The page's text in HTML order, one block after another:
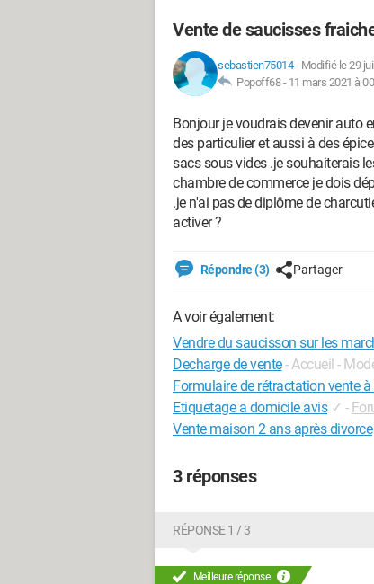
Vente de saucisses
sebastien75014- Modifié le 29
Popoff68 - 11 mars 2021 à
Bonjour je voudrais devenir auto
des particulier et aussi à des
sacs sous vides .je souhaiterais
chambre de commerce je dois
.je n'ai pas de diplôme de
activer ?
Répondre (3) Partager
A voir également:
Vendre du saucisson sur les
Decharge de vente- Accueil -
Formulaire de rétractation vente
Etiquetage a domicile avis ✓ -
Vente maison 2 ans après divorce
3 réponses
RÉPONSE 1 / 3
Meilleure réponse